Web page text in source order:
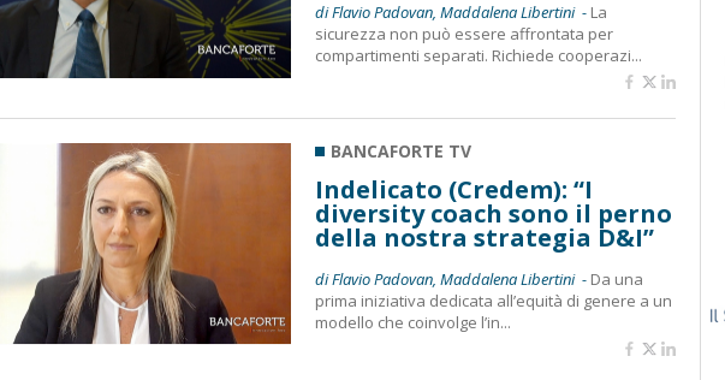
di Flavio Padovan, Maddalena Libertini - La
sicurezza non può essere affrontata per
compartimenti separati. Richiede cooperazi...
BANCAFORTE TV
Indelicato (Credem): “I
diversity coach sono il perno
della nostra strategia D&I”
di Flavio Padovan, Maddalena Libertini - Da una
prima iniziativa dedicata all’equità di genere a un
modello che coinvolge l’in...